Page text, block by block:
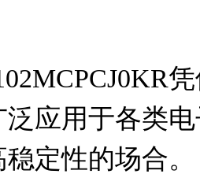
应用于各类
定性的场合。